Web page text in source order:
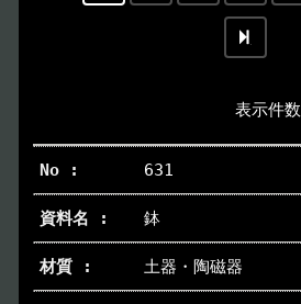
表示件数
631
鉢
土器・陶磁器